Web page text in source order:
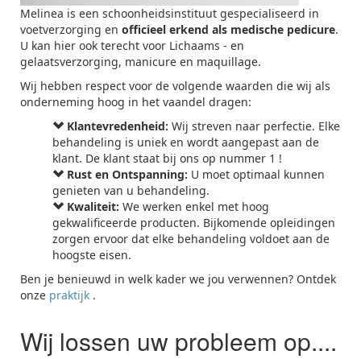
Melinea is een schoonheidsinstituut gespecialiseerd in
voetverzorging en officieel erkend als medische pedicure.
U kan hier ook terecht voor Lichaams - en
gelaatsverzorging, manicure en maquillage.
Wij hebben respect voor de volgende waarden die wij als
onderneming hoog in het vaandel dragen:
Klantevredenheid: Wij streven naar perfectie. Elke
behandeling is uniek en wordt aangepast aan de
klant. De klant staat bij ons op nummer 1 !
Rust en Ontspanning: U moet optimaal kunnen
genieten van u behandeling.
Kwaliteit: We werken enkel met hoog
gekwalificeerde producten. Bijkomende opleidingen
zorgen ervoor dat elke behandeling voldoet aan de
hoogste eisen.
Ben je benieuwd in welk kader we jou verwennen? Ontdek
onze praktijk .
Wij lossen uw probleem op....